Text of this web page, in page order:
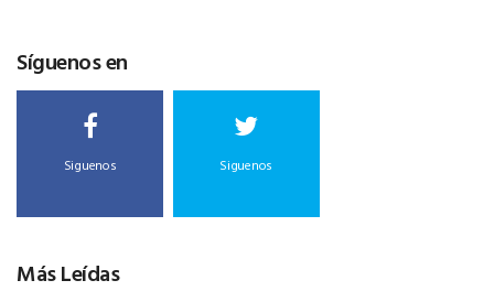
Síguenos en
Siguenos Siguenos
Más Leídas